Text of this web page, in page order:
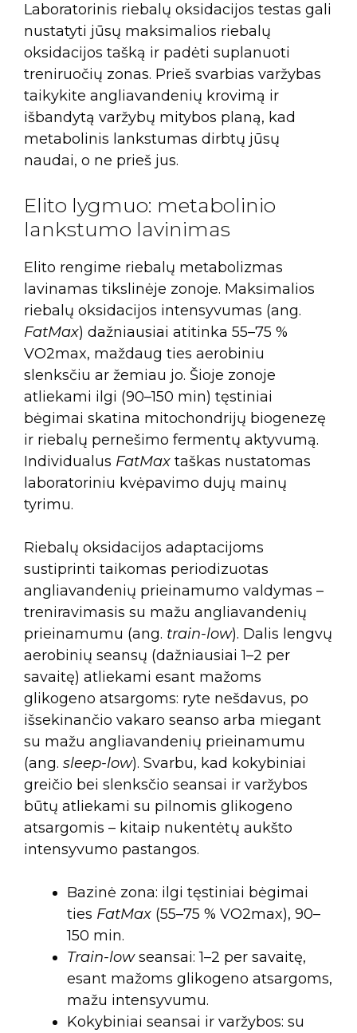
Laboratorinis riebalų oksidacijos testas gali
nustatyti jūsų maksimalios riebalų
oksidacijos tašką ir padėti suplanuoti
treniruočių zonas. Prieš svarbias varžybas
taikykite angliavandenių krovimą ir
išbandytą varžybų mitybos planą, kad
metabolinis lankstumas dirbtų jūsų
naudai, o ne prieš jus.
Elito lygmuo: metabolinio
lankstumo lavinimas
Elito rengime riebalų metabolizmas
lavinamas tikslinėje zonoje. Maksimalios
riebalų oksidacijos intensyvumas (ang.
FatMax) dažniausiai atitinka 55–75 %
VO2max, maždaug ties aerobiniu
slenksčiu ar žemiau jo. Šioje zonoje
atliekami ilgi (90–150 min) tęstiniai
bėgimai skatina mitochondrijų biogenezę
ir riebalų pernešimo fermentų aktyvumą.
Individualus FatMax taškas nustatomas
laboratoriniu kvėpavimo dujų mainų
tyrimu.
Riebalų oksidacijos adaptacijoms
sustiprinti taikomas periodizuotas
angliavandenių prieinamumo valdymas –
treniravimasis su mažu angliavandenių
prieinamumu (ang. train-low). Dalis lengvų
aerobinių seansų (dažniausiai 1–2 per
savaitę) atliekami esant mažoms
glikogeno atsargoms: ryte nešdavus, po
išsekinančio vakaro seanso arba miegant
su mažu angliavandenių prieinamumu
(ang. sleep-low). Svarbu, kad kokybiniai
greičio bei slenksčio seansai ir varžybos
būtų atliekami su pilnomis glikogeno
atsargomis – kitaip nukentėtų aukšto
intensyvumo pastangos.
Bazinė zona: ilgi tęstiniai bėgimai
ties FatMax (55–75 % VO2max), 90–
150 min.
Train-lowseansai: 1–2 per savaitę,
esant mažoms glikogeno atsargoms,
mažu intensyvumu.
Kokybiniai seansai ir varžybos: su